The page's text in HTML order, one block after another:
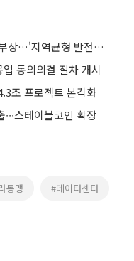
삼성·SK, 호남 반도체 투자 검토설 부상…'지역균형 발전' 카드 되나
동의의결 절차 개시
조 프로젝트 본격화
스테이블코인 확장
동맹 #데이터센터